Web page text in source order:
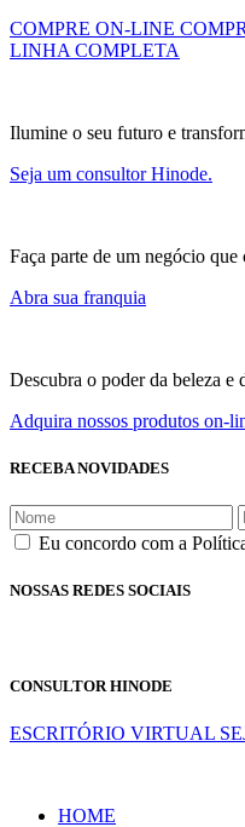
COMPRE ON-LINE
LINHA COMPLETA
Ilumine o seu futuro e
Seja um consultor Hinode.
Faça parte de um negócio que
Abra sua franquia
Descubra o poder da beleza e
Adquira nossos produtos on-
RECEBA NOVIDADES
Eu concordo com a
NOSSAS REDES SOCIAIS
CONSULTOR HINODE
ESCRITÓRIO VIRTUAL
HOME